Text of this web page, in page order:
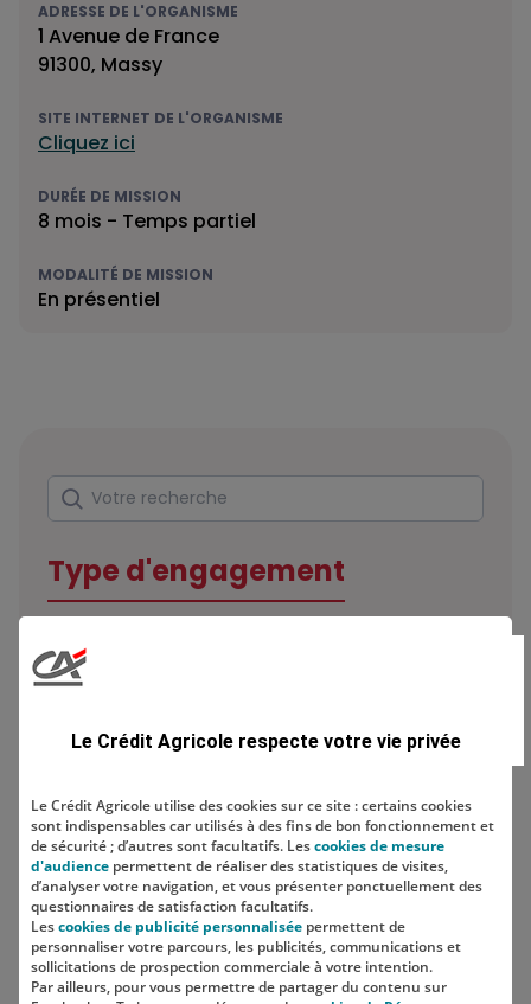
ADRESSE DE L'ORGANISME
1 Avenue de France
91300, Massy
SITE INTERNET DE L'ORGANISME
Cliquez ici
DURÉE DE MISSION
8 mois - Temps partiel
MODALITÉ DE MISSION
En présentiel
Rechercher
Votre recherche
Type d'engagement
Localisation
Le Crédit Agricole respecte votre vie privée
Le Crédit Agricole utilise des cookies sur ce site : certains cookies
sont indispensables car utilisés à des fins de bon fonctionnement et
de sécurité ; d’autres sont facultatifs. Lescookies de mesure
d'audience permettent de réaliser des statistiques de visites,
d’analyser votre navigation, et vous présenter ponctuellement des
questionnaires de satisfaction facultatifs.
Lescookies de publicité personnalisée permettent de
personnaliser votre parcours, les publicités, communications et
sollicitations de prospection commerciale à votre intention.
Par ailleurs, pour vous permettre de partager du contenu sur